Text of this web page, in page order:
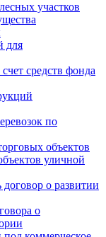
участков
для
средств фонда
по
объектов
уличной
о развитии
о